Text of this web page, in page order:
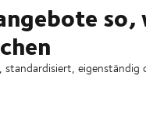
so,
standardisiert, eigenständig